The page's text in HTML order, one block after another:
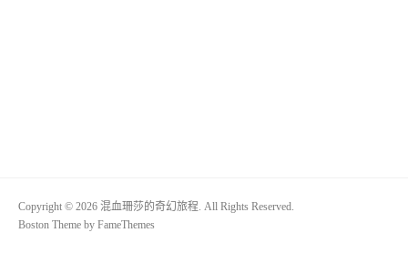
Copyright © 2026 混血珊莎的奇幻旅程. All Rights Reserved.
Boston Theme by FameThemes